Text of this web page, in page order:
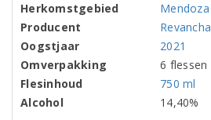
Herkomstgebied
Mendoza
Producent
Revancha
Oogstjaar
2021
Omverpakking
6 flessen
Flesinhoud
750 ml
Alcohol
14,40%